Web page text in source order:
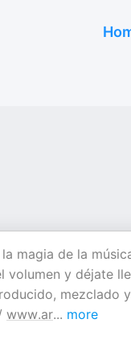
magia de la
y déjate
mezclado
www.ar... more